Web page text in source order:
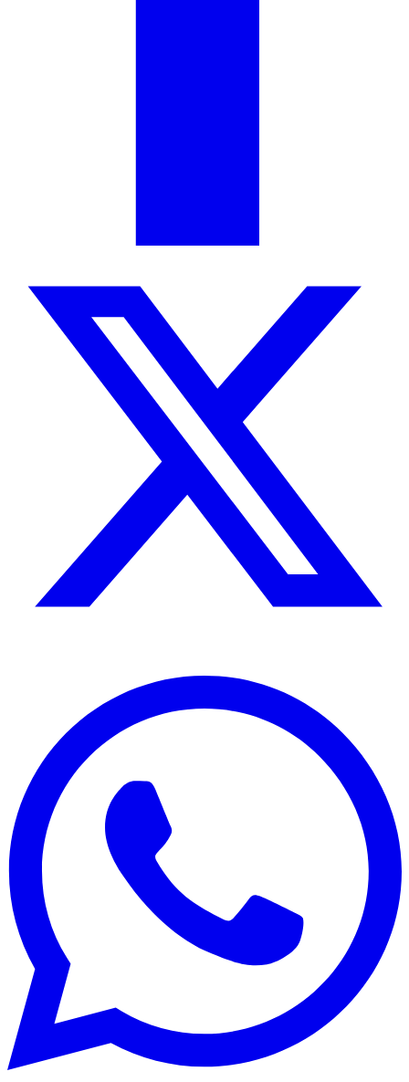
Edición:
República Dominicana
Síguenos en:
Economía